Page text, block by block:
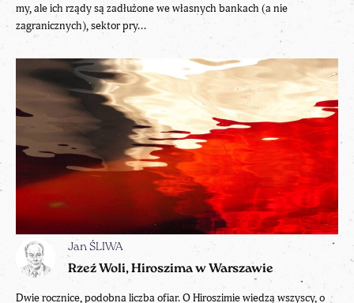
my, ale ich rządy są zadłużone we własnych bankach (a nie
zagranicznych), sektor pry...
Jan ŚLIWA
Rzeź Woli, Hiroszima w Warszawie
Dwie rocznice, podobna liczba ofiar. O Hiroszimie wiedzą wszyscy, o